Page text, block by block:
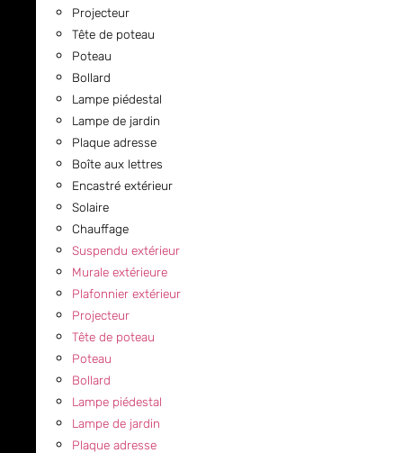
Projecteur
Tête de poteau
Poteau
Bollard
Lampe piédestal
Lampe de jardin
Plaque adresse
Boîte aux lettres
Encastré extérieur
Solaire
Chauffage
Suspendu extérieur
Murale extérieure
Plafonnier extérieur
Projecteur
Tête de poteau
Poteau
Bollard
Lampe piédestal
Lampe de jardin
Plaque adresse